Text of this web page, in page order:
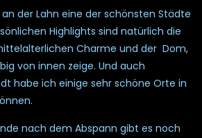
der Lahn eine der schönsten Städte
Highlights sind natürlich die
Charme und der Dom,
von innen zeige. Und auch
habe ich einige sehr schöne Orte in
nach dem Abspann gibt es noch